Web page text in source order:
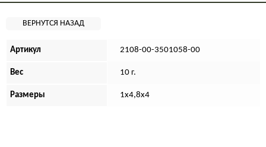
Артикул 2108-00-3501058-00
Вес 10 г.
Размеры 1х4,8х4